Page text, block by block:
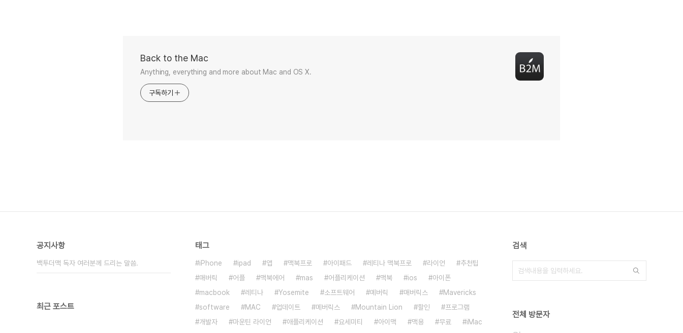
Back to the Mac
Anything, everything and more about Mac and OS X.
구독하기
공지사항
백투더맥 독자 여러분께 드리는 말씀.
최근 포스트
태그
iPhone ipad 앱 맥북프로 아이패드 레티나 맥북프로 라이언
추천팁
매버릭
어플 맥북에어 mas 어플리케이션 맥북 ios
아이폰
macbook
레티나 Yosemite 소프트웨어 메버릭 매버릭스
Mavericks
software
MAC 업데이트 메버릭스 Mountain Lion 할인
프로그램
개발자
마운틴 라이언 애플리케이션 요세미티 아이맥 맥용 무료
iMac
검색
전체 방문자